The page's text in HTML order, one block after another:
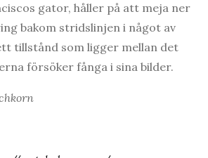
gator, håller på att meja ner
bakom stridslinjen i något av
tillstånd som ligger mellan det
försöker fånga i sina bilder.